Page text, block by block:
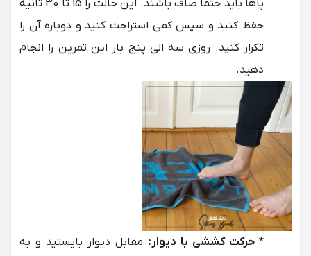
پاها باید حتما صاف باشند. این حالت را 15 تا 30 ثانیه
حفظ کنید و سپس کمی استراحت کنید و دوباره آن را
تکرار کنید. روزی سه الی پنج بار این تمرین را انجام
دهید.
* حرکت کششی با دیوار: مقابل دیوار بایستید و به